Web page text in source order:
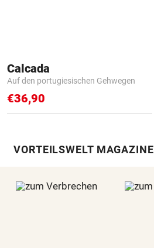
Calcada
Auf den portugiesischen Gehwegen
€36,90
VORTEILSWELT MAGAZINE